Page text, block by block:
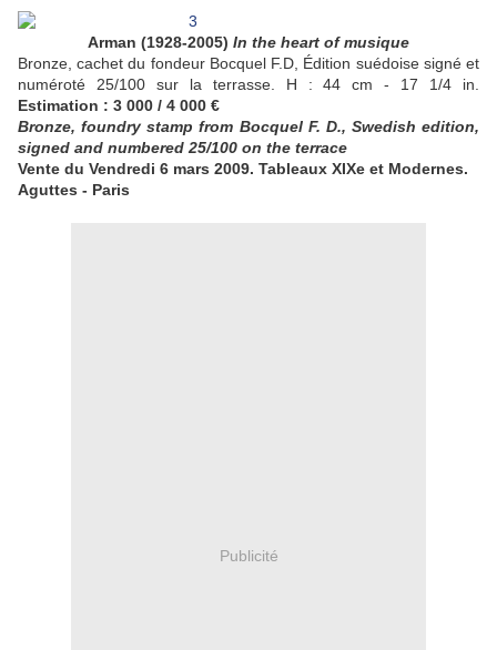
Arman (1928-2005) In the heart of musique
Bronze, cachet du fondeur Bocquel F.D, Édition suédoise signé et
numéroté 25/100 sur la terrasse. H : 44 cm - 17 1/4 in.
Estimation : 3 000 / 4 000 €
Bronze, foundry stamp from Bocquel F. D., Swedish edition,
signed and numbered 25/100 on the terrace
Vente du Vendredi 6 mars 2009. Tableaux XIXe et Modernes.
Aguttes - Paris
Publicité